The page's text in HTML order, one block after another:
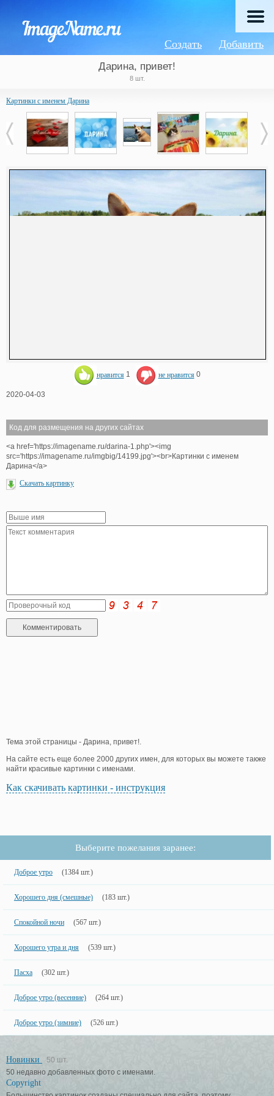
Добавить
Создать
Дарина, привет!
8 шт.
Картинки с именем Дарина
нравится 1 не нравится 0
2020-04-03
Код для размещения на других сайтах
<a href='https://imagename.ru/darina-1.php'><img
src='https://imagename.ru/imgbig/14199.jpg'><br>Картинки с именем
Дарина</a>
Скачать картинку
Тема этой страницы - Дарина, привет!.
На сайте есть еще более 2000 других имен, для которых вы можете также
найти красивые картинки с именами.
Как скачивать картинки - инструкция
Выберите пожелания заранее:
Доброе утро (1384 шт.)
Хорошего дня (смешные) (183 шт.)
Спокойной ночи (567 шт.)
Хорошего утра и дня (539 шт.)
Пасха (302 шт.)
Доброе утро (весенние) (264 шт.)
Доброе утро (зимние) (526 шт.)
Новинки
50 шт.
50 недавно добавленных фото с именами.
Copyright